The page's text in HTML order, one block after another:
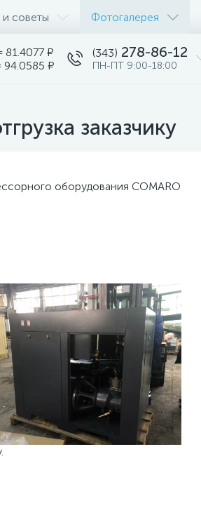
советы Фотогалерея
81.4077 ₽
94.0585 ₽
(343) 278-86-12
ПН-ПТ 9:00-18:00
заказчику
оборудования COMARO